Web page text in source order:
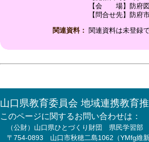
【会 場】防府
【問合せ先】防
関連資料： 関連資料は未登録
山口県教育委員会 地域連携教育
このページに関するお問い合わせは：
（公財）山口県ひとづくり財団 県民学習部
〒754-0893 山口市秋穂二島1062（YMfg維新